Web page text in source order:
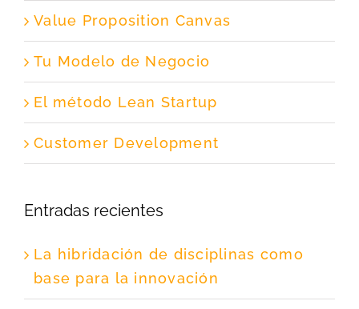
Value Proposition Canvas
Tu Modelo de Negocio
El método Lean Startup
Customer Development
Entradas recientes
La hibridación de disciplinas como
base para la innovación